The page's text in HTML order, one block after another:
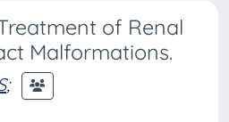
of Renal
Malformations.
;